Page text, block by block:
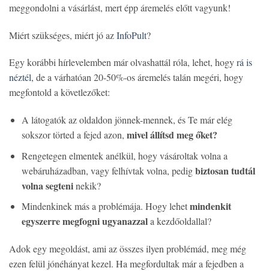
meggondolni a vásárlást, mert épp áremelés előtt vagyunk!
Miért szükséges, miért jó azInfoPult?
Egy korábbi hírlevelemben már olvashattál róla, lehet, hogyrá is
néztél, de a várhatóan 20-50%-os áremelés talán megéri, hogy
megfontold a követlezőket:
A látogatók az oldaldon jönnek-mennek, és Te már elég
sokszor törted a fejed azon, mivel állítsd meg őket?
Rengetegen elmentek anélkül, hogy vásároltak volna a
webáruházadban, vagy felhívtak volna, pedigbiztosan tudtál
volna segteninekik?
Mindenkinek más a problémája. Hogy lehetmindenkit
egyszerre megfogni ugyanazzala kezdőoldallal?
Adok egy megoldást, ami az összes ilyen problémád, meg még
ezen felül jónéhányat kezel. Ha megfordultak már a fejedben a